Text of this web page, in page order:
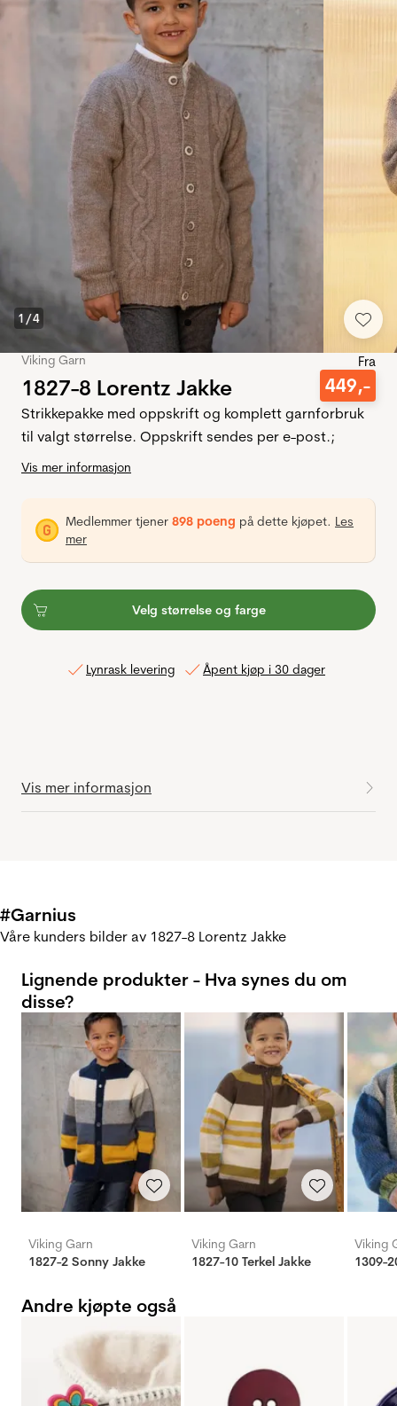
1 /4
Viking Garn
1827-8 Lorentz Jakke
Fra
449,-
Strikkepakke med oppskrift og komplett garnforbruk
til valgt størrelse. Oppskrift sendes per e-post.;
Vis mer informasjon
Medlemmer tjener 898 poeng på dette kjøpet. Les
mer
Velg størrelse og farge
Lynrask levering Åpent kjøp i 30 dager
Vis mer informasjon
#Garnius
Våre kunders bilder av 1827-8 Lorentz Jakke
Lignende produkter - Hva synes du om
disse?
Viking Garn
1827-2 Sonny Jakke
Viking Garn
1827-10 Terkel Jakke
Viking
1309-
Andre kjøpte også